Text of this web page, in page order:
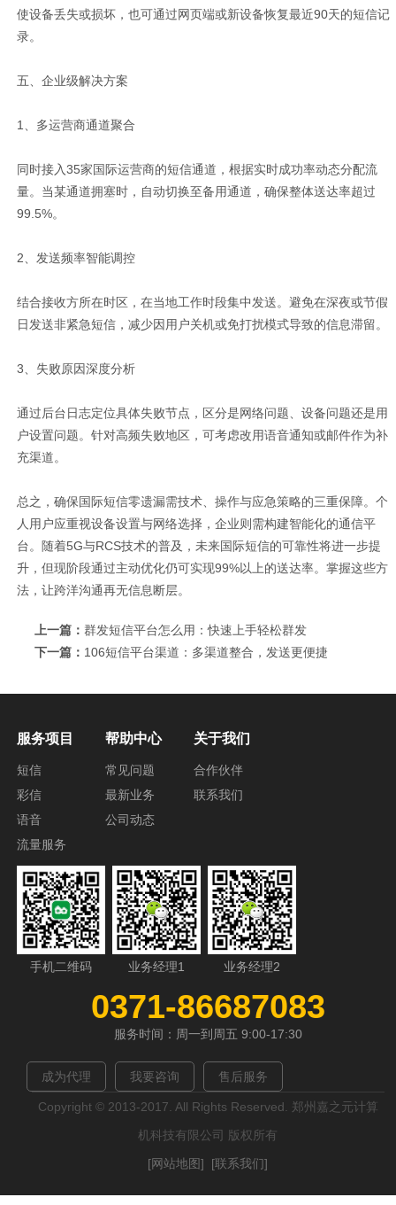
使设备丢失或损坏，也可通过网页端或新设备恢复最近90天的短信记
录。
五、企业级解决方案
1、多运营商通道聚合
同时接入35家国际运营商的短信通道，根据实时成功率动态分配流
量。当某通道拥塞时，自动切换至备用通道，确保整体送达率超过
99.5%。
2、发送频率智能调控
结合接收方所在时区，在当地工作时段集中发送。避免在深夜或节假
日发送非紧急短信，减少因用户关机或免打扰模式导致的信息滞留。
3、失败原因深度分析
通过后台日志定位具体失败节点，区分是网络问题、设备问题还是用
户设置问题。针对高频失败地区，可考虑改用语音通知或邮件作为补
充渠道。
总之，确保国际短信零遗漏需技术、操作与应急策略的三重保障。个
人用户应重视设备设置与网络选择，企业则需构建智能化的通信平
台。随着5G与RCS技术的普及，未来国际短信的可靠性将进一步提
升，但现阶段通过主动优化仍可实现99%以上的送达率。掌握这些方
法，让跨洋沟通再无信息断层。
上一篇： 群发短信平台怎么用：快速上手轻松群发
下一篇： 106短信平台渠道：多渠道整合，发送更便捷
服务项目
短信
彩信
语音
流量服务
帮助中心
常见问题
最新业务
公司动态
关于我们
合作伙伴
联系我们
手机二维码 业务经理1 业务经理2
0371-86687083
服务时间：周一到周五 9:00-17:30
成为代理 我要咨询 售后服务
Copyright © 2013-2017. All Rights Reserved. 郑州嘉之元计算
机科技有限公司 版权所有
[网站地图]
[联系我们]